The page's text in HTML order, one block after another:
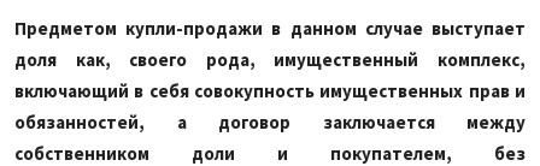
Предметом купли-продажи в данном случае выступает
доля как, своего рода, имущественный комплекс,
включающий в себя совокупность имущественных прав и
обязанностей, а договор заключается между
собственником доли и покупателем, без